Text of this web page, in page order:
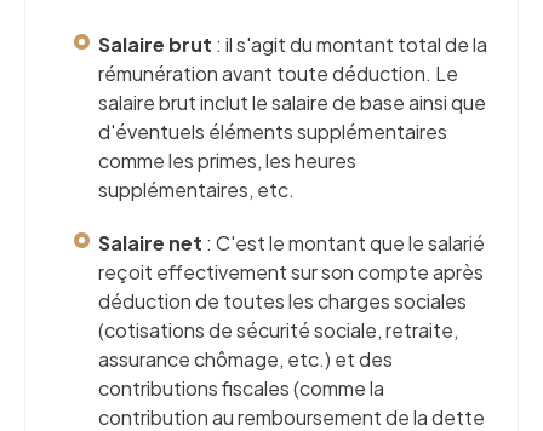
Salaire brut : il s'agit du montant total de la
rémunération avant toute déduction. Le
salaire brut inclut le salaire de base ainsi que
d'éventuels éléments supplémentaires
comme les primes, les heures
supplémentaires, etc.
Salaire net : C'est le montant que le salarié
reçoit effectivement sur son compte après
déduction de toutes les charges sociales
(cotisations de sécurité sociale, retraite,
assurance chômage, etc.) et des
contributions fiscales (comme la
contribution au remboursement de la dette